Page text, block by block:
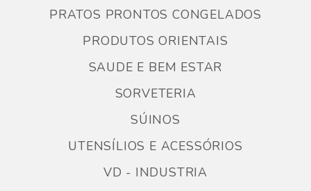
PRATOS PRONTOS CONGELADOS
PRODUTOS ORIENTAIS
SAUDE E BEM ESTAR
SORVETERIA
SÚINOS
UTENSÍLIOS E ACESSÓRIOS
VD - INDUSTRIA